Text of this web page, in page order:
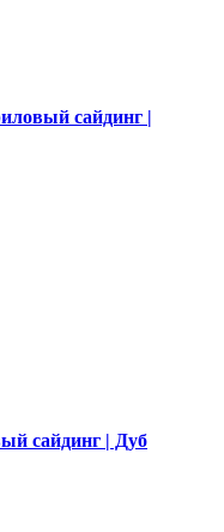
сайдинг |
сайдинг | Дуб